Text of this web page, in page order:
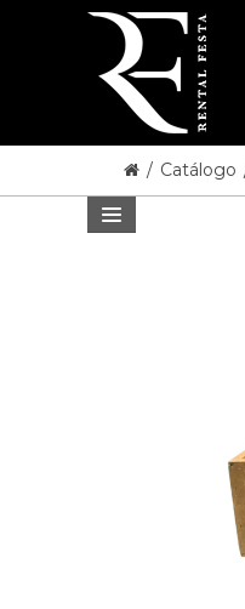
/ Catálogo